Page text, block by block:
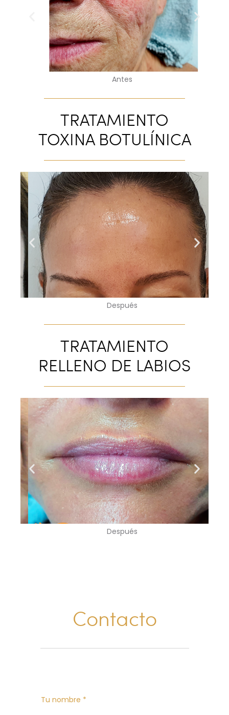
Antes
TRATAMIENTO
TOXINA BOTULÍNICA
Después
TRATAMIENTO
RELLENO DE LABIOS
Después
Contacto
Tu nombre *